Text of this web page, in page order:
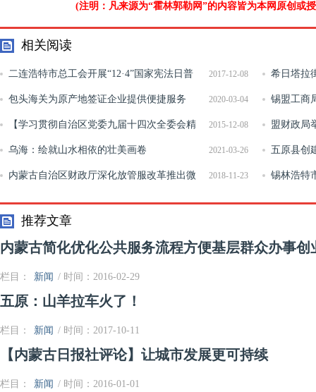
(注明：凡来源为“霍林郭勒网”的内容皆为本网原创或
相关阅读
2017-12-08
二连浩特市总工会开展“12·4”国家宪法日普
法宣传活动
希日塔拉
2020-03-04
包头海关为原产地签证企业提供便捷服务 锡盟工商
2015-12-08
【学习贯彻自治区党委九届十四次全委会精
神】内蒙古民政厅：统一思想坚定发展信心
盟财政局
训
2021-03-26
乌海：绘就山水相依的壮美画卷 五原县创
2018-11-23
内蒙古自治区财政厅深化放管服改革推出微
信支付宝便民收缴新举措
锡林浩特
传活动
推荐文章
内蒙古简化优化公共服务流程方便基层群众办事创
栏目： 新闻 / 时间：2016-02-29
五原：山羊拉车火了！
栏目： 新闻 / 时间：2017-10-11
【内蒙古日报社评论】让城市发展更可持续
栏目： 新闻 / 时间：2016-01-01